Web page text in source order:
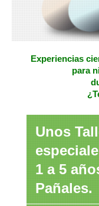
Experiencias
para
Unos
1 a 5
Pañales.